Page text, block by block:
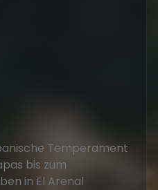
Temperament
bis zum
in El Arenal